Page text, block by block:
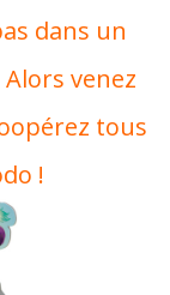
dans un
venez
tous
!